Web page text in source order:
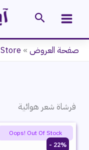
البحث
صفحة العروض »
Store
فرشاة شعر هوائية
22% -
Oops! Out Of Stock